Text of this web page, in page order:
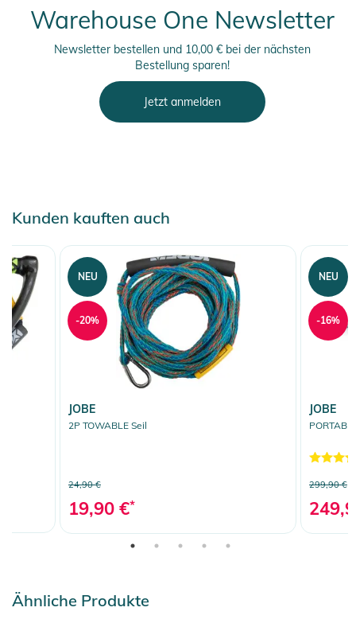
Warehouse One Newsletter
Newsletter bestellen und 10,00 € bei der nächsten
Bestellung sparen!
Jetzt anmelden
Kunden kauften auch
JOBE
2P TOWABLE Seil
24,90 €
19,90 €*
NEU
-20%
JOBE
299,90 €
NEU
-16%
Ähnliche Produkte